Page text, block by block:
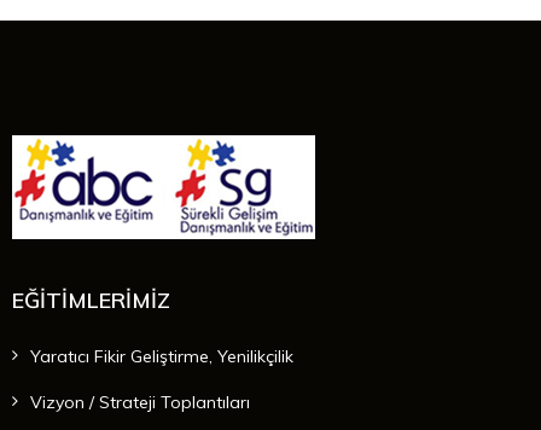
EĞİTİMLERİMİZ
Yaratıcı Fikir Geliştirme, Yenilikçilik
Vizyon / Strateji Toplantıları